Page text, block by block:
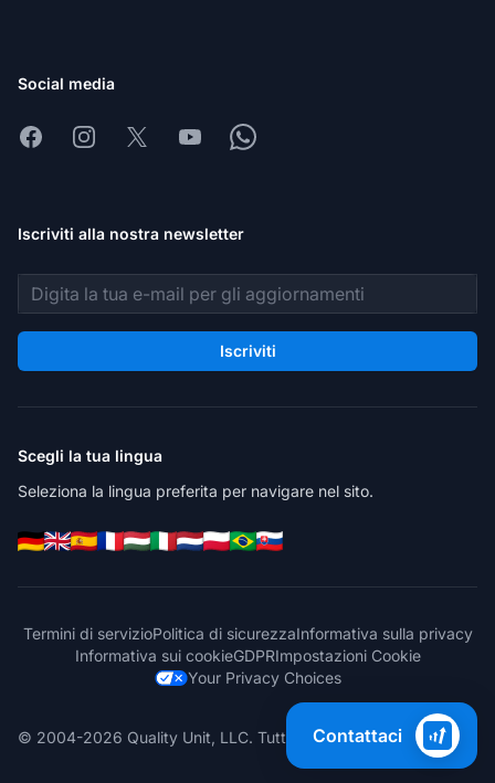
Social media
FacebookInstagram
X YoutubeWhatsapp
Iscriviti alla nostra newsletter
Indirizzo email
Iscriviti
Scegli la tua lingua
Seleziona la lingua preferita per navigare nel sito.
Termini di servizioPolitica di sicurezzaInformativa sulla privacy
Informativa sui cookieGDPRImpostazioni Cookie
Your Privacy Choices
© 2004-2026 Quality Unit, LLC. Tutti i diritti riservati.
Contattaci